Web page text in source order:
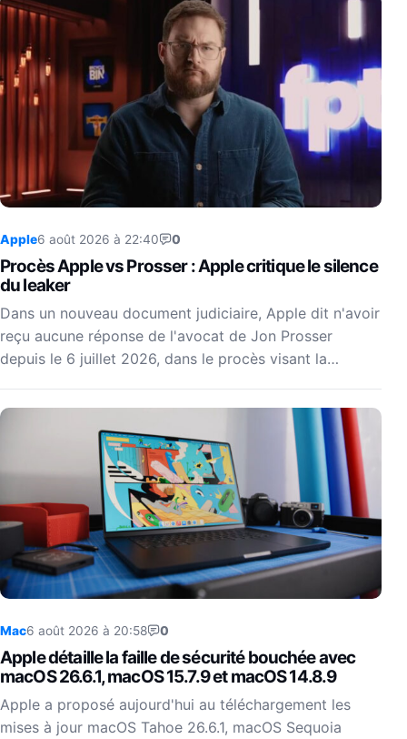
Apple6 août 2026 à 22:40 0
Procès Apple vs Prosser : Apple critique le silence
du leaker
Dans un nouveau document judiciaire, Apple dit n'avoir
reçu aucune réponse de l'avocat de Jon Prosser
depuis le 6 juillet 2026, dans le procès visant la…
Mac6 août 2026 à 20:58 0
Apple détaille la faille de sécurité bouchée avec
macOS 26.6.1, macOS 15.7.9 et macOS 14.8.9
Apple a proposé aujourd'hui au téléchargement les
mises à jour macOS Tahoe 26.6.1, macOS Sequoia